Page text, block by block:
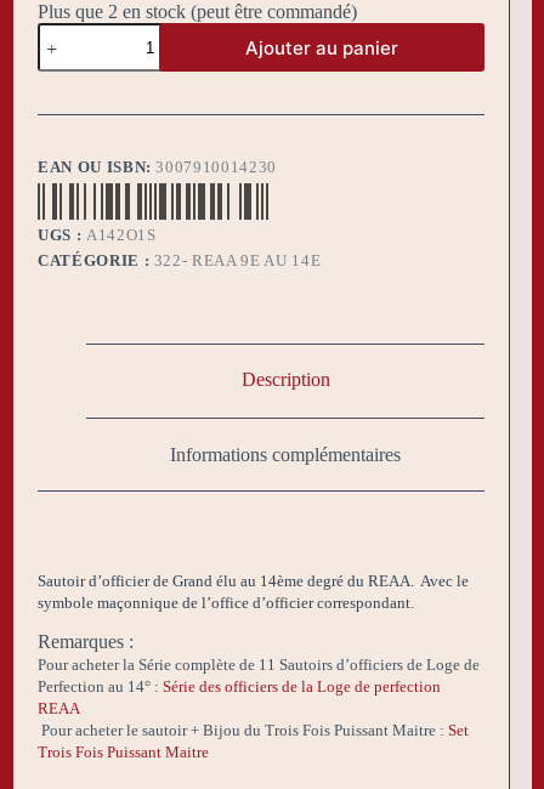
Plus que 2 en stock (peut être commandé)
quantité
de
Sautoir
Officier
Ajouter au panier
EAN OU ISBN:3007910014230
UGS : A142O1S
CATÉGORIE : 322- REAA 9E AU 14E
Description
Informations complémentaires
Sautoir d’officier de Grand élu au 14ème degré du REAA. Avec le
symbole maçonnique de l’office d’officier correspondant.
Remarques :
Pour acheter la Série complète de 11 Sautoirs d’officiers de Loge de
Perfection au 14° : Série des officiers de la Loge de perfection
REAA
Pour acheter le sautoir + Bijou du Trois Fois Puissant Maitre : Set
Trois Fois Puissant Maitre